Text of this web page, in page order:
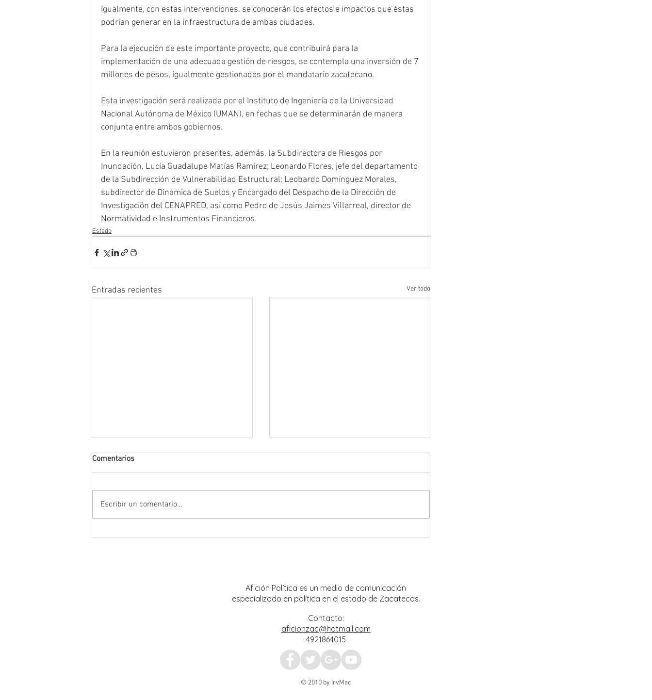
Igualmente, con estas intervenciones, se conocerán los efectos e impactos que éstas
podrían generar en la infraestructura de ambas ciudades.
Para la ejecución de este importante proyecto, que contribuirá para la
implementación de una adecuada gestión de riesgos, se contempla una inversión de 7
millones de pesos, igualmente gestionados por el mandatario zacatecano.
Esta investigación será realizada por el Instituto de Ingeniería de la Universidad
Nacional Autónoma de México (UMAN), en fechas que se determinarán de manera
conjunta entre ambos gobiernos.
En la reunión estuvieron presentes, además, la Subdirectora de Riesgos por
Inundación, Lucía Guadalupe Matías Ramírez; Leonardo Flores, jefe del departamento
de la Subdirección de Vulnerabilidad Estructural; Leobardo Domínguez Morales,
subdirector de Dinámica de Suelos y Encargado del Despacho de la Dirección de
Investigación del CENAPRED, así como Pedro de Jesús Jaimes Villarreal, director de
Normatividad e Instrumentos Financieros.
Estado
Entradas recientes Ver todo
julio
Comentarios
Escribir un comentario...
Afición Política es un medio de comunicación
especializado en política en el estado de Zacatecas.
Contacto:
aficionzac@hotmail.com
4921864015
© 2010 by IrvMac